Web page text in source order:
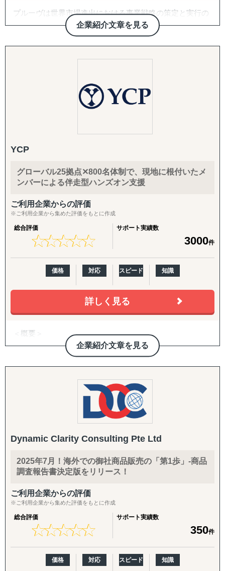
③アライアンス支援
双方に適切なパートナーシップ構築であることをポリシー
数多くの企業と提携を結んでいる弊社が、貴社の適切なパ
ートナーをご提案させていただきます。
「はじめての国・地域」だからこそ、事業を成功させるに
は、協業することは重要な要素となってきます。
した物流設計、運用・販促・販売データ分析までを一気通
貫で対応。Walmart ECや自社EC（Shopify構築・運用）に
4. 規制対応（FDA）・国際物流
ト代行・全般コンサルティングまでカバー。あわせて輸出
入代行、現地倉庫・物流オペレーションの構築まで、実務
5. 戦略パートナーとしての伴走
社内に海外事業の専門人材がいない企業さまの「意思決定
CEO/COOがプロジェクトマネージャーとして直接関与
し、責任を持って成果にコミットします。
【海外進出パッケージ（ライト）】
海外展開の「最初の一歩」として、有望国選定・需要調
査・現地規制調査・初期戦略設計・初期営業仮説の整理ま
でを短期集中で実施。方向性を明確にし、次の意思決定に
つなげます。
【海外進出パッケージ（米国）】
準備・戦略フェーズ（事前整理/分析・FDA対応・B2B/EC
準備）から、実行・検証フェーズ（営業代行・パートナー
開拓、小売テスト販売、Amazon運用、販売データ分析、
ます。
【パッケージに追加・継続できる支援メニュー】
導入企業さまのニーズに応じ、以下のオプション・中長期
施策を柔軟に組み合わせてご提供します。
英語HP／LP制作、展示会配布用チラシ（One Pager）、カ
FDA・規制対応の拡張：
商品認証届（SKU追加）、登録工場の追加
輸出・物流：
輸出入代行、最適な物流体制の構築、現地在庫セットアッ
プ、現地ロジスティクス構築
現地活動：
展示会出展支援（市場調査・参加・企業面談・ブース出展
、EC販売やオムニチャネル展開もスムーズに実現します。
海外（台湾・タイ・シンガポール他）での営業代行
現地マーケットリサーチ・プロモーション支援
特殊貨物（食品、植物、生物等）の輸出入対応
「貿易をしたくてもできない」という壁を取り除き、
をもってサポートします。
特に台湾市場では、日本製品への高い信頼と円安傾向が追
ビジネスチャンスが広がっています。
挑戦を迷っている方、まずはお気軽にご相談ください。
貴社の製品・サービスの強みを活かした、オーダーメイド
の海外展開戦略をご提案いたします。
企業紹介文章を見る
プルーヴは世界市場進出における事業戦略の策定と実行の
サポートを行っている企業です。
「グローバルを身近に」をミッションとし、「現地事情」
に精通したコンサルタントと「現地パートナー」との密な
連携による「現地のリアルな情報」を基にクライアント企
YCP
グローバル25拠点✕800名体制で、現地に根付いたメ
ンバーによる伴走型ハンズオン支援
ご利用企業からの評価
※ご利用企業から集めた評価をもとに作成
総合評価
★★★★★
★★★★★
サポート実績数
3000件
価格 対応 スピード 知識
詳しく見る
企業紹介文章を見る
＜概要＞
・アジアを中心とする世界21拠点、コンサルタント800名
体制を有する、日系独立系では最大級のコンサルティング
ファーム（東証上場）
・現地に根付いたローカルメンバーと日本人メンバーが協
働した伴走型ハンズオン支援、顧客ニーズに応じた柔軟な
ルドマンサックス/P&G/Google出身者が、グローバルノウ
ハウを提供
・コンサルティング事業と併行して、当社グループで展開
する自社事業群（パーソナルケア/飲食業/ヘルスケア/卸売/
教育など）の海外展開実績に基づく、実践的なアドバイス
を提供
＜支援スコープ＞
・調査/戦略から、現地パートナー発掘、現地拠点/オペレ
ジメントまで、一気通貫で支援
・グローバル企業から中堅/中小/スタートアップ企業ま
Dynamic Clarity Consulting Pte Ltd
2025年7月！海外での御社商品販売の「第1歩」-商品
調査報告書決定版をリリース！
ご利用企業からの評価
※ご利用企業から集めた評価をもとに作成
総合評価
★★★★★
★★★★★
サポート実績数
350件
価格 対応 スピード 知識